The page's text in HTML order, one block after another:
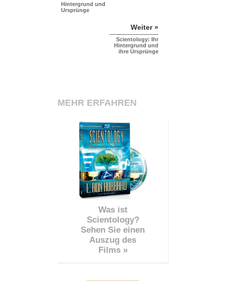
Hintergrund und
Ursprünge
Weiter »
Scientology: Ihr
Hintergrund und
ihre Ursprünge
MEHR ERFAHREN
Was ist
Scientology?
Sehen Sie einen
Auszug des
Films »